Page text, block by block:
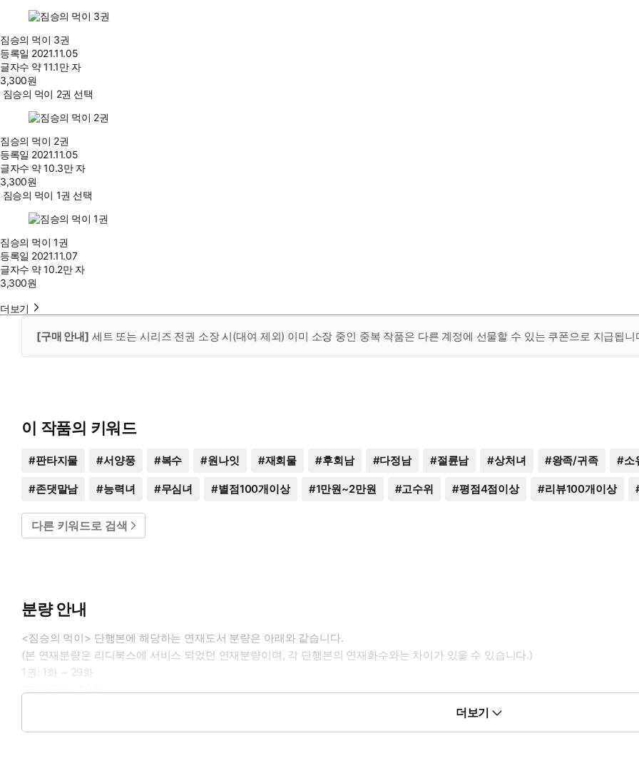
짐승의 먹이 3권
등록일 2021.11.05
글자수 약 11.1만 자
3,300원
짐승의 먹이 2권 선택
짐승의 먹이 2권
등록일 2021.11.05
글자수 약 10.3만 자
3,300원
짐승의 먹이 1권 선택
짐승의 먹이 1권
등록일 2021.11.07
글자수 약 10.2만 자
3,300원
더보기
[구매 안내] 세트 또는 시리즈 전권 소장 시(대여 제외) 이미 소장 중인 중복 작품은 다른 계정에 선물할 수 있는 쿠폰으로 지급됩
이 작품의 키워드
#판타지물 #서양풍 #복수 #원나잇 #재회물 #후회남 #다정남 #절륜남 #상처녀 #왕족/귀족 #소
#존댓말남 #능력녀 #무심녀 #별점100개이상 #1만원~2만원 #고수위 #평점4점이상 #리뷰100개이상
다른 키워드로 검색
분량 안내
<짐승의 먹이> 단행본에 해당하는 연재도서 분량은 아래와 같습니다.
(본 연재분량은 리디북스에 서비스 되었던 연재분량이며, 각 단행본의 연재화수와는 차이가 있을 수 있습니다.)
1권: 1화 ~ 29화
2권: 20화 ~ 59화
더보기